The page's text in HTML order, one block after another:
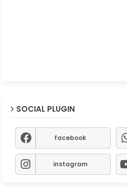
SOCIAL PLUGIN
facebook
instagram